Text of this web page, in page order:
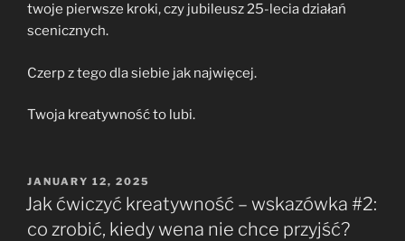
twoje pierwsze kroki, czy jubileusz 25-lecia działań
scenicznych.
Czerp z tego dla siebie jak najwięcej.
Twoja kreatywność to lubi.
POSTED
ON
JANUARY 12, 2025
Jak ćwiczyć kreatywność – wskazówka #2:
co zrobić, kiedy wena nie chce przyjść?